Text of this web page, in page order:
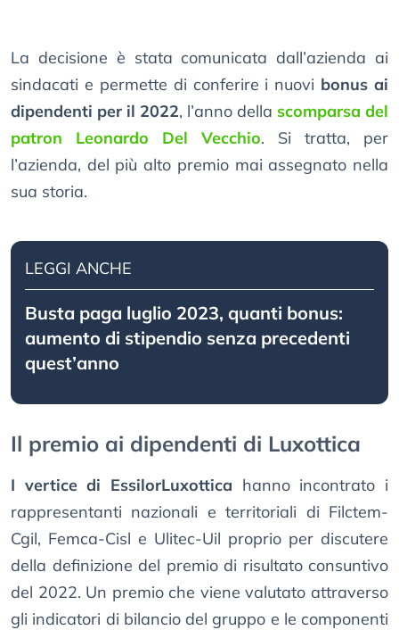
La decisione è stata comunicata dall’azienda ai
sindacati e permette di conferire i nuovi bonus ai
dipendenti per il 2022, l’anno della scomparsa del
patron Leonardo Del Vecchio. Si tratta, per
l’azienda, del più alto premio mai assegnato nella
sua storia.
LEGGI ANCHE
Busta paga luglio 2023, quanti bonus:
aumento di stipendio senza precedenti
quest’anno
Il premio ai dipendenti di Luxottica
I vertice di EssilorLuxottica hanno incontrato i
rappresentanti nazionali e territoriali di Filctem-
Cgil, Femca-Cisl e Ulitec-Uil proprio per discutere
della definizione del premio di risultato consuntivo
del 2022. Un premio che viene valutato attraverso
gli indicatori di bilancio del gruppo e le componenti